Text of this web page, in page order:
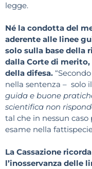
legge.
Né la condotta del
aderente alle linee
solo sulla base della
dalla Corte di
della difesa.
nella sentenza – solo
guida e buone
scientifica non
tal che in nessun
esame nella
La Cassazione
l’inosservanza delle